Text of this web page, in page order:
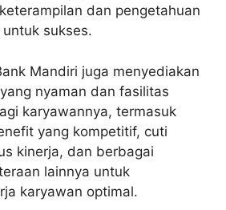
dan pengetahuan
sukses.
Mandiri juga menyediakan
nyaman dan fasilitas
karyawannya, termasuk
yang kompetitif, cuti
kinerja, dan berbagai
lainnya untuk
karyawan optimal.